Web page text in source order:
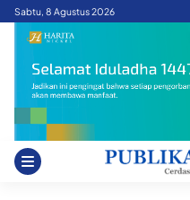
SkipSabtu, 8 Agustus 2026